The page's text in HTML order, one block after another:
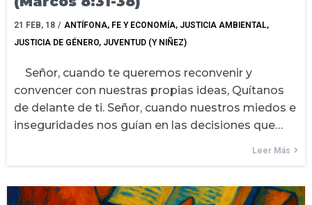
21 FEB, 18 / ANTÍFONA FE Y ECONOMÍA JUSTICIA AMBIENTAL
JUSTICIA DE GÉNERO JUVENTUD (Y NIÑEZ)
Señor, cuando te queremos reconvenir y
convencer con nuestras propias ideas, Quítanos
de delante de ti. Señor, cuando nuestros miedos e
inseguridades nos guían en las decisiones que…
Leer Más